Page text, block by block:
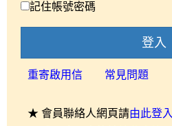
記住帳號密碼
登入
重寄啟用信 常見問題
★ 會員聯絡人網頁請由此登入